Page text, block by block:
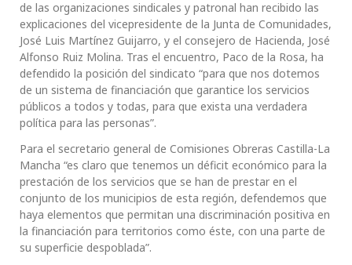
de las organizaciones sindicales y patronal han recibido las
explicaciones del vicepresidente de la Junta de Comunidades,
José Luis Martínez Guijarro, y el consejero de Hacienda, José
Alfonso Ruiz Molina. Tras el encuentro, Paco de la Rosa, ha
defendido la posición del sindicato “para que nos dotemos
de un sistema de financiación que garantice los servicios
públicos a todos y todas, para que exista una verdadera
política para las personas”.
Para el secretario general de Comisiones Obreras Castilla-La
Mancha “es claro que tenemos un déficit económico para la
prestación de los servicios que se han de prestar en el
conjunto de los municipios de esta región, defendemos que
haya elementos que permitan una discriminación positiva en
la financiación para territorios como éste, con una parte de
su superficie despoblada”.